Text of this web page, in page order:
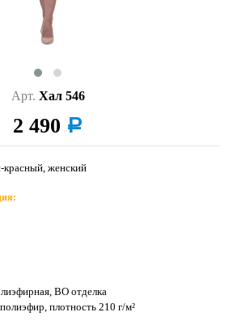
Арт. Хал 546
2 490 a
женский
ВО отделка
плотность 210 г/м²